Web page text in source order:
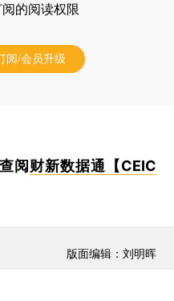
的阅读权限
阅/会员升级
阅 财新数据通【CEIC
版面编辑：刘明晖